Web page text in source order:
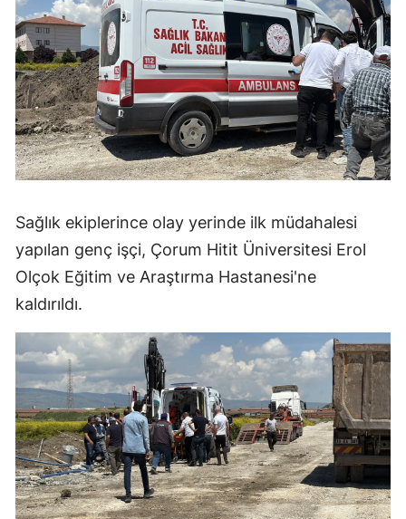
Ordu
Rize
Sakarya
Samsun
Siirt
Tekirdağ
Trabzon
Tunceli
Şanlıurfa
Uşak
Van
Sağlık ekiplerince olay yerinde ilk müdahalesi
yapılan genç işçi, Çorum Hitit Üniversitesi Erol
Olçok Eğitim ve Araştırma Hastanesi'ne
kaldırıldı.